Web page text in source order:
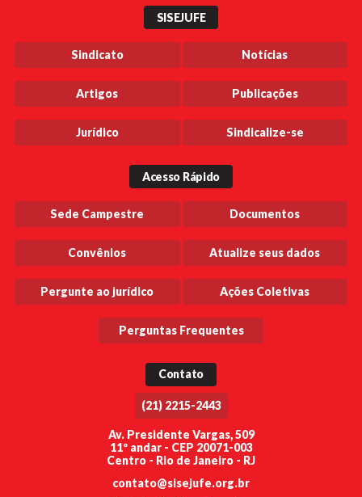
SISEJUFE
Sindicato Notícias
Artigos Publicações
Jurídico Sindicalize-se
Acesso Rápido
Sede Campestre Documentos
Convênios Atualize seus dados
Pergunte ao jurídico Ações Coletivas
Perguntas Frequentes
Contato
(21) 2215-2443
Av. Presidente Vargas, 509
11º andar - CEP 20071-003
Centro - Rio de Janeiro - RJ
contato@sisejufe.org.br